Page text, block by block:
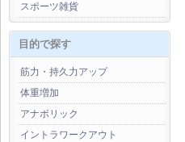
スポーツ雑貨
目的で探す
筋力・持久力アップ
体重増加
アナボリック
イントラワークアウト